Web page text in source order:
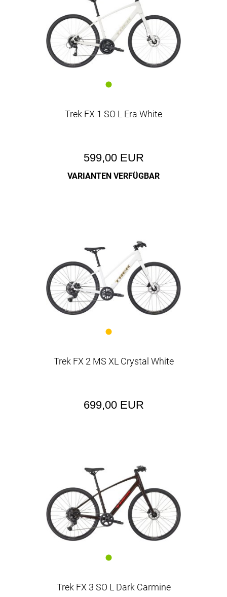
Trek FX 1 SO L Era White
599,00 EUR
VARIANTEN VERFÜGBAR
Trek FX 2 MS XL Crystal White
699,00 EUR
Trek FX 3 SO L Dark Carmine